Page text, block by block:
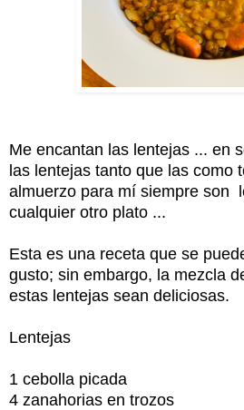
Me encantan las lentejas ... en
las lentejas tanto que las como
almuerzo para mí siempre son
cualquier otro plato ...
Esta es una receta que se
gusto; sin embargo, la mezcla
estas lentejas sean deliciosas.
Lentejas
1 cebolla picada
4 zanahorias en trozos